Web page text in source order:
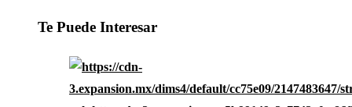
Te Puede Interesar